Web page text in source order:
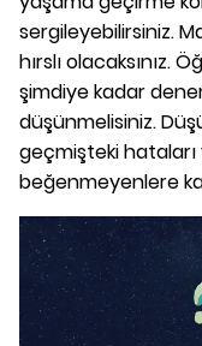
sergileyebilirsiniz.
hırslı olacaksınız.
şimdiye kadar
düşünmelisiniz.
geçmişteki hataları
beğenmeyenlere